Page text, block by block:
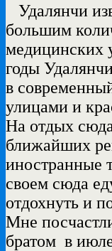
Удалянчи
большим
медицинских
годы
в
улицами и
На отдых
ближайших
иностранные
своем сюда
отдохнуть и
Мне
братом в